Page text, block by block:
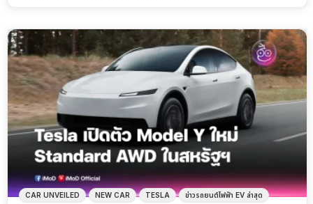
CAR UNVEILED NEW CAR TESLA ข่าวรถยนต์ไฟฟ้า EV ล่าสุด